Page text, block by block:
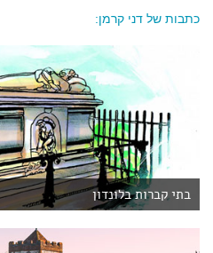
כתבות של דני קרמן:
בתי קברות בלונדון